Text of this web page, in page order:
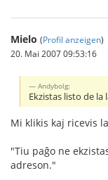
Mielo (Profil anzeigen)
20. Mai 2007 09:53:16
Andybolg:
Ekzistas listo de
Mi klikis kaj ricevis
"Tiu paĝo ne
adreson."